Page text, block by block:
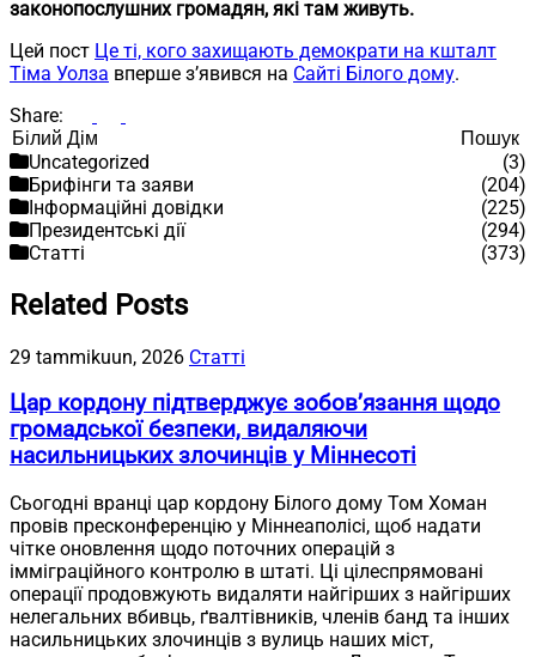
законопослушних громадян, які там живуть.
Цей пост Це ті, кого захищають демократи на кшталт
Тіма Уолза вперше з’явився на Сайті Білого дому.
Share:
Пошук
Пошук
Uncategorized
(3)
Брифінги та заяви
(204)
Інформаційні довідки
(225)
Президентські дії
(294)
Статті
(373)
Related Posts
29 tammikuun, 2026 Статті
Цар кордону підтверджує зобов’язання щодо
громадської безпеки, видаляючи
насильницьких злочинців у Міннесоті
Сьогодні вранці цар кордону Білого дому Том Хоман
провів пресконференцію у Міннеаполісі, щоб надати
чітке оновлення щодо поточних операцій з
імміграційного контролю в штаті. Ці цілеспрямовані
операції продовжують видаляти найгірших з найгірших
нелегальних вбивць, ґвалтівників, членів банд та інших
насильницьких злочинців з вулиць наших міст,